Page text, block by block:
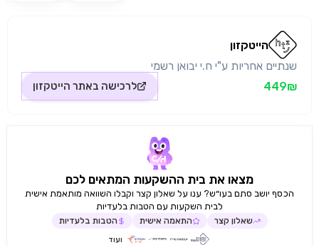
הייטקזון
שנתיים אחריות ע"י ח.י יבואן רשמי
449₪
לרכישה באתר הייטקזון
מצאו את בית ההשקעות המתאים לכם
הכסף יושב סתם בעו״ש? ענו על שאלון קצר וקבלו השוואה מותאמת אישית
לבית השקעות עם הטבות בלעדיות
שאלון קצר התאמה אישית הטבות בלעדיות
ועוד